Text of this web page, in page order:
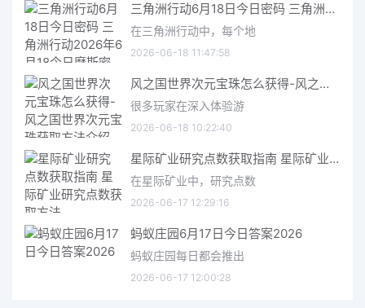
三角洲行动6月18日今日密码 三角洲行动2026年6月18今日摩斯密码分享
在三角洲行动中，每个地
2026-06-18 11:47:58
风之国世界次元宝珠怎么获得-风之国世界次元宝珠获取方法介绍
很多玩家在深入体验游
2026-06-18 10:22:40
星际矿业研究点数获取指南 星际矿业研究点数获取方法
在星际矿业中，研究点数
2026-06-17 12:29:16
蚂蚁庄园6月17日今日答案2026
蚂蚁庄园每日都会推出
2026-06-17 12:00:28